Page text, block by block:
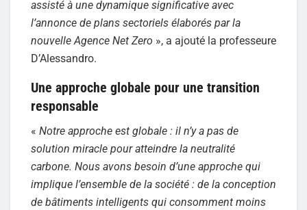
assisté à une dynamique significative avec
l’annonce de plans sectoriels élaborés par la
nouvelle Agence Net Zero », a ajouté la professeure
D’Alessandro.
Une approche globale pour une transition
responsable
« Notre approche est globale : il n’y a pas de
solution miracle pour atteindre la neutralité
carbone. Nous avons besoin d’une approche qui
implique l’ensemble de la société : de la conception
de bâtiments intelligents qui consomment moins